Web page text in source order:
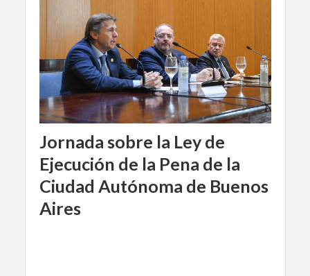
Jornada sobre la Ley de
Ejecución de la Pena de la
Ciudad Autónoma de Buenos
Aires